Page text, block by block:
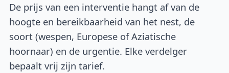
De prijs van een interventie hangt af van de
hoogte en bereikbaarheid van het nest, de
soort (wespen, Europese of Aziatische
hoornaar) en de urgentie. Elke verdelger
bepaalt vrij zijn tarief.